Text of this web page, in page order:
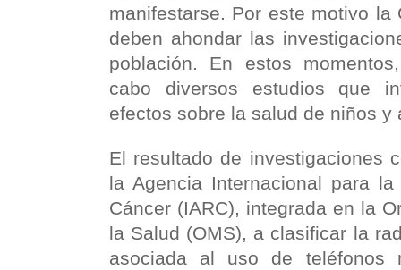
manifestarse. Por este motivo la
deben ahondar las
población. En estos
cabo diversos estudios que
efectos sobre la salud de niños y
El resultado de investigaciones
la Agencia Internacional para
Cáncer (IARC), integrada en la
la Salud (OMS), a clasificar la
asociada al uso de teléfonos